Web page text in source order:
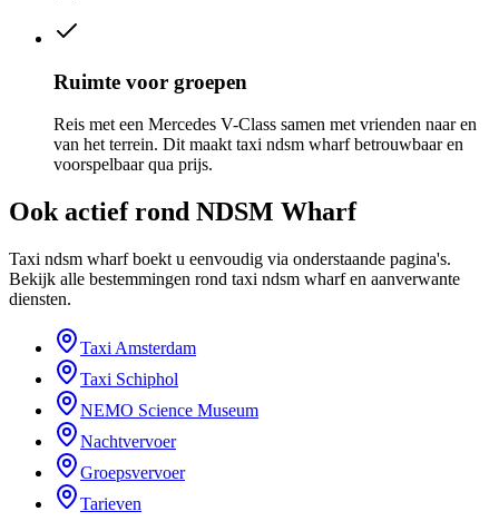
Ruimte voor groepen
Reis met een Mercedes V-Class samen met vrienden naar en
van het terrein. Dit maakt taxi ndsm wharf betrouwbaar en
voorspelbaar qua prijs.
Ook actief rond NDSM Wharf
Taxi ndsm wharf boekt u eenvoudig via onderstaande pagina's.
Bekijk alle bestemmingen rond taxi ndsm wharf en aanverwante
diensten.
Taxi Amsterdam
Taxi Schiphol
NEMO Science Museum
Nachtvervoer
Groepsvervoer
Tarieven